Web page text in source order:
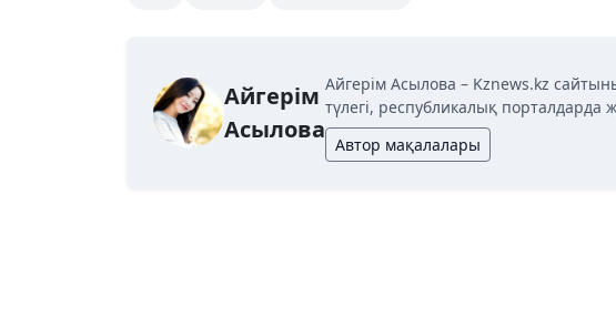
Айгерім
Асылова
Айгерім Асылова – Kznews.kz
түлегі, республикалық порталдарда
Автор мақалалары